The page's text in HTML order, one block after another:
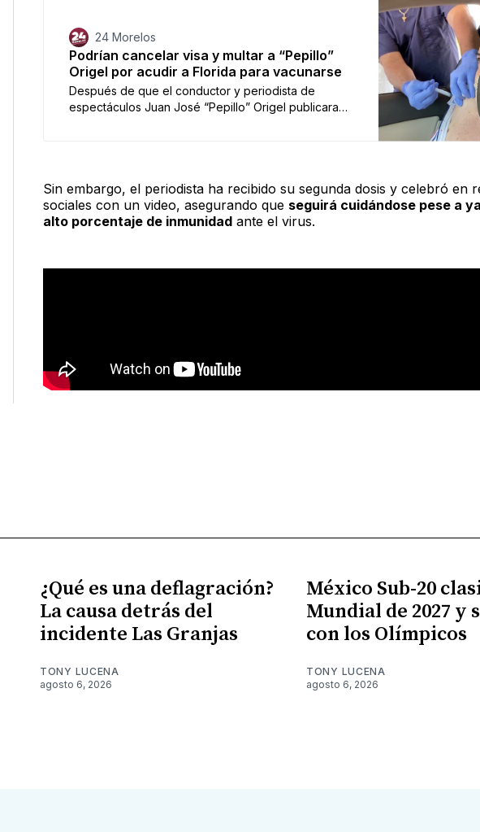
24 Morelos
Podrían cancelar visa y multar a “Pepillo”
Origel por acudir a Florida para vacunarse
Después de que el conductor y periodista de
espectáculos Juan José “Pepillo” Origel publicara
famoso presentador, ya que muchos habitantes de
aquel país aseguraron que …
Sin embargo, el periodista ha recibido su segunda dosis y celebró en
sociales con un video, asegurando que seguirá cuidándose pese a
alto porcentaje de inmunidadante el virus.
¿Qué es una deflagración?
La causa detrás del
incidente Las Granjas
TONY LUCENA
agosto 6, 2026
México Sub-20
Mundial de 2027 y
con los Olímpicos
TONY LUCENA
agosto 6, 2026